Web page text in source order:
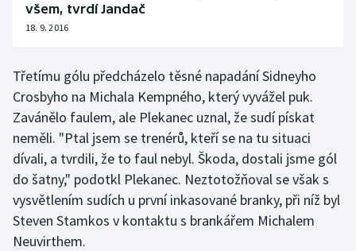
všem, tvrdí Jandač
18. 9. 2016
Třetímu gólu předcházelo těsné napadání Sidneyho
Crosbyho na Michala Kempného, který vyvážel puk.
Zavánělo faulem, ale Plekanec uznal, že sudí pískat
neměli. "Ptal jsem se trenérů, kteří se na tu situaci
dívali, a tvrdili, že to faul nebyl. Škoda, dostali jsme gól
do šatny," podotkl Plekanec. Neztotožňoval se však s
vysvětlením sudích u první inkasované branky, při níž byl
Steven Stamkos v kontaktu s brankářem Michalem
Neuvirthem.